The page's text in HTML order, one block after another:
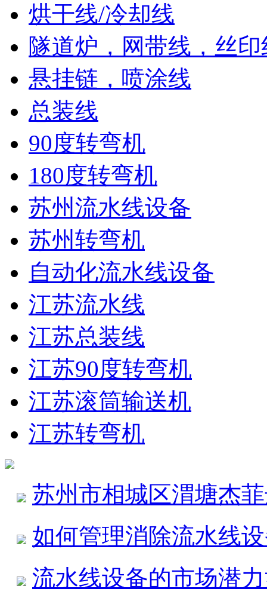
烘干线/冷却线
隧道炉，网带线，丝印
悬挂链，喷涂线
总装线
90度转弯机
180度转弯机
苏州流水线设备
苏州转弯机
自动化流水线设备
江苏流水线
江苏总装线
江苏90度转弯机
江苏滚筒输送机
江苏转弯机
苏州市相城区渭塘杰
如何管理消除流水线
流水线设备的市场潜